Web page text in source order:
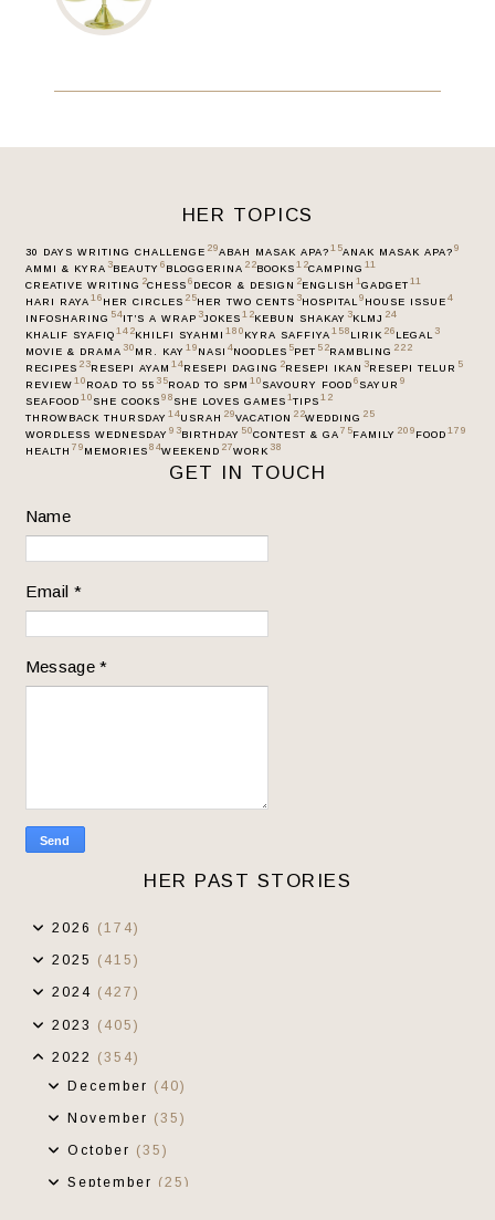
HER TOPICS
30 DAYS WRITING CHALLENGE 29ABAH MASAK APA? 15ANAK MASAK APA? 9
AMMI & KYRA 3BEAUTY 6 BLOGGERINA 22BOOKS 12CAMPING 11
CREATIVE WRITING 2CHESS 6 DECOR & DESIGN 2ENGLISH 1GADGET 11
HARI RAYA 16 HER CIRCLES 25HER TWO CENTS 3HOSPITAL9 HOUSE ISSUE 4
INFOSHARING 54IT’S A WRAP 3JOKES 12KEBUN SHAKAY 3KLMJ 24
KHALIF SYAFIQ 142KHILFI SYAHMI 180 KYRA SAFFIYA 158 LIRIK 26 LEGAL3
MOVIE & DRAMA 30 MR. KAY 19 NASI 4NOODLES 5PET 52RAMBLING 222
RECIPES 23RESEPI AYAM 14RESEPI DAGING 2RESEPI IKAN 3RESEPI TELUR 5
REVIEW 10 ROAD TO 55 35ROAD TO SPM 10 SAVOURY FOOD 6 SAYUR 9
SEAFOOD 10 SHE COOKS 98 SHE LOVES GAMES 1TIPS 12
THROWBACK THURSDAY 14USRAH 29VACATION 22WEDDING 25
WORDLESS WEDNESDAY 93BIRTHDAY 50CONTEST & GA 75FAMILY 209 FOOD 179
HEALTH 79 MEMORIES 84WEEKEND 27WORK 38
GET IN TOUCH
Name
Email *
Message*
HER PAST STORIES
2026 (174)
2025 (415)
2024 (427)
2023 (405)
2022 (354)
December (40)
November (35)
October (35)
September (25)